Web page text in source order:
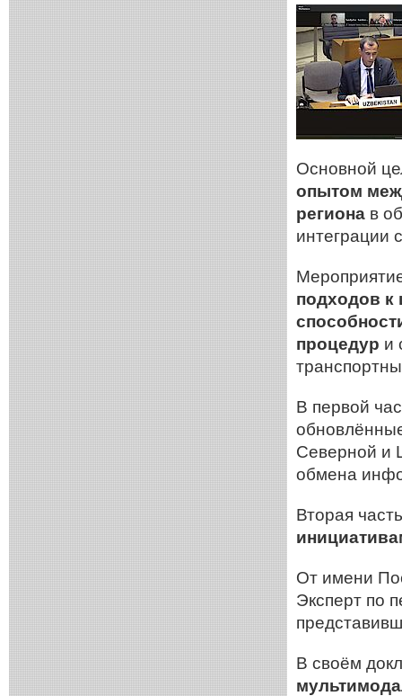
Основной
опытом
региона в
интеграции
подходов
процедур и
В первой
Северной и
обмена
Вторая
От имени
Эксперт по
В своём